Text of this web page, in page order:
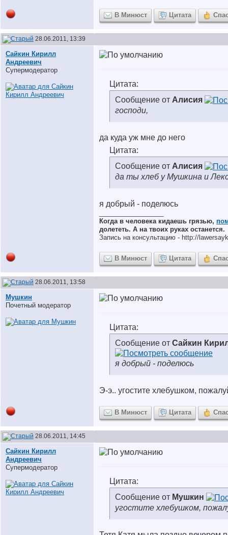
В Минюст Цитата
28.06.2011, 13:39
Сайкин Кирилл
Андреевич
Супермодератор
Цитата:
Сообщение от Алисия
господи,
да куда уж мне до него
Цитата:
Сообщение от Алисия
да ты хлеб у Мушкина и
я добрый - поделюсь
Когда в человека кидаешь грязью,
долететь. А на твоих руках останется.
Запись на консультацию - http://
В Минюст Цитата
28.06.2011, 13:58
Мушкин
Почетный модератор
Цитата:
Сообщение от Сайкин
я добрый - поделюсь
Э-э.. угостите хлебушком,
В Минюст Цитата
28.06.2011, 14:45
Сайкин Кирилл
Андреевич
Супермодератор
Цитата:
Сообщение от Мушкин
угостите хлебушком,